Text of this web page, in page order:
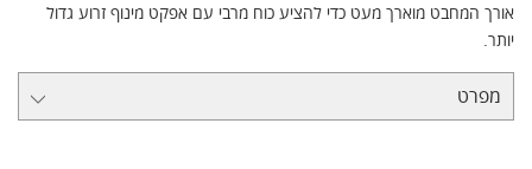
אורך המחבט מוארך מעט כדי להציע כוח מרבי עם אפקט מינוף זרוע גדול
יותר.
מפרט